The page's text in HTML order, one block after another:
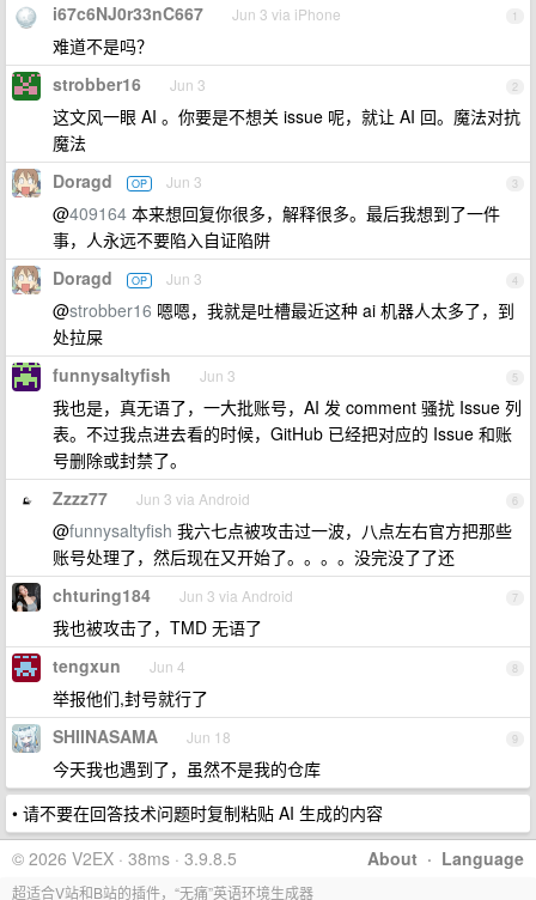
1
i67c6NJ0r33nC667 Jun 3 via iPhone
难道不是吗？
2
strobber16 Jun 3
这文风一眼 AI 。你要是不想关 issue 呢，就让 AI 回。魔法对抗
魔法
3
Doragd OP Jun 3
@409164 本来想回复你很多，解释很多。最后我想到了一件
事，人永远不要陷入自证陷阱
4
Doragd OP Jun 3
@strobber16 嗯嗯，我就是吐槽最近这种 ai 机器人太多了，到
处拉屎
5
funnysaltyfish Jun 3
我也是，真无语了，一大批账号，AI 发 comment 骚扰 Issue 列
表。不过我点进去看的时候，GitHub 已经把对应的 Issue 和账
号删除或封禁了。
6
Zzzz77 Jun 3 via Android
@funnysaltyfish 我六七点被攻击过一波，八点左右官方把那些
账号处理了，然后现在又开始了。。。。没完没了了还
7
chturing184 Jun 3 via Android
我也被攻击了，TMD 无语了
8
tengxun Jun 4
举报他们,封号就行了
9
SHIINASAMA Jun 18
今天我也遇到了，虽然不是我的仓库
• 请不要在回答技术问题时复制粘贴 AI 生成的内容
About · Language
© 2026 V2EX · 38ms · 3.9.8.5
超适合V站和B站的插件，“无痛”英语环境生成器